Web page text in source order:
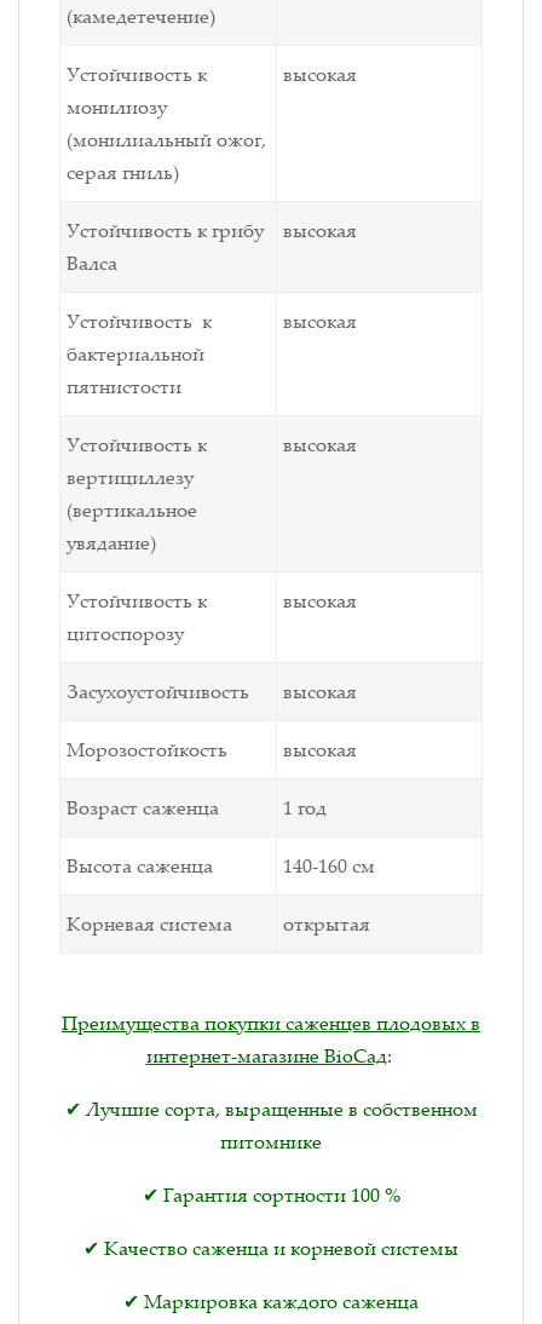
(камедетечение)
Устойчивость к
монилиозу
(монилиальный ожог,
серая гниль)
высокая
Устойчивость к грибу
Валса
высокая
Устойчивость к
бактериальной
пятнистости
высокая
Устойчивость к
вертициллезу
(вертикальное
увядание)
высокая
Устойчивость к
цитоспорозу
высокая
Засухоустойчивость высокая
Морозостойкость высокая
Возраст саженца 1 год
Высота саженца 140-160 см
Корневая система открытая
Преимущества покупки саженцев плодовых в
интернет-магазине BioСад:
✔ Лучшие сорта, выращенные в собственном
питомнике
✔ Гарантия сортности 100 %
✔ Качество саженца и корневой системы
✔ Маркировка каждого саженца